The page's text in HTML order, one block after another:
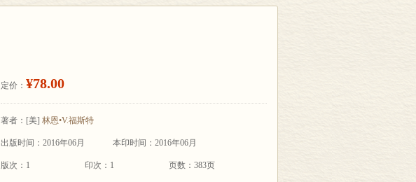
定价： ¥78.00
著者： [美] 林恩•V.福斯特
出版时间：2016年06月 本印时间：2016年06月
版次：1 印次：1 页数：383页